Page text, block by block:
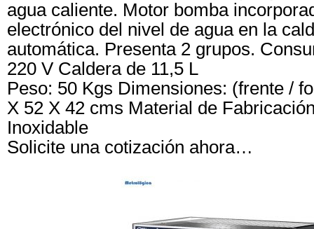
agua caliente. Motor bomba
electrónico del nivel de agua en la
automática. Presenta 2 grupos.
220 V Caldera de 11,5 L
Peso: 50 Kgs Dimensiones: (frente /
X 52 X 42 cms Material de
Inoxidable
Solicite una cotización ahora…